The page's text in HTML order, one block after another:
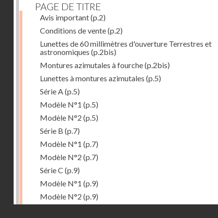
PAGE DE TITRE
Avis important(p.2)
Conditions de vente(p.2)
Lunettes de 60 millimètres d'ouverture Terrestres et
astronomiques (p.2bis)
Montures azimutales à fourche(p.2bis)
Lunettes à montures azimutales (p.5)
Série A (p.5)
Modèle N°1 (p.5)
Modèle N°2 (p.5)
Série B (p.7)
Modèle N°1 (p.7)
Modèle N°2 (p.7)
Série C (p.9)
Modèle N°1 (p.9)
Modèle N°2 (p.9)